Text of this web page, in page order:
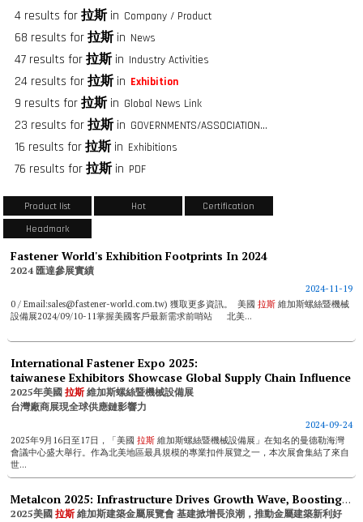
4 results for拉斯in Company / Product
68 results for拉斯in News
47 results for拉斯in Industry Activities
24 results for拉斯in Exhibition
9 results for拉斯in Global News Link
23 results for拉斯in GOVERNMENTS/ASSOCIATIONS/FASTENER GROUPS
16 results for拉斯in Exhibitions
76 results for拉斯in PDF
Product list Hot
Certification
Headmark
Fastener World's Exhibition Footprints In 2024
2024 匯達參展實績
2024-11-19
0 / Email:sales@fastener-world.com.tw) 獲取更多資訊。 美國 拉斯維加斯螺絲暨機械
設備展2024/09/10-11掌握美國客戶最新需求前哨站 北美...
International Fastener Expo 2025:
taiwanese Exhibitors Showcase Global Supply Chain Influence
2025年美國拉斯維加斯螺絲暨機械設備展
台灣廠商展現全球供應鏈影響力
2024-09-24
2025年9月16日至17日，「美國 拉斯維加斯螺絲暨機械設備展」在知名的曼德勒海灣
會議中心盛大舉行。作為北美地區最具規模的專業扣件展覽之一，本次展會集結了來自
世...
Metalcon 2025: Infrastructure Drives Growth Wave, Boosting Metal Construction Benefits
2025美國拉斯維加斯建築金屬展覽會 基建掀增長浪潮，推動金屬建築新利好